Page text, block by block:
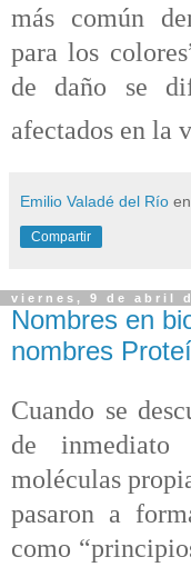
más común
para los
de daño se
afectados en la
Emilio Valadé del Río en
Compartir
viernes, 9 de abril
Nombres en
nombres
Cuando se
de inmediato
moléculas
pasaron a
como